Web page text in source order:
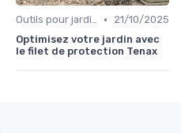
Outils pour jardinage écologique •
21/10/2025
Optimisez votre jardin avec
le filet de protection Tenax